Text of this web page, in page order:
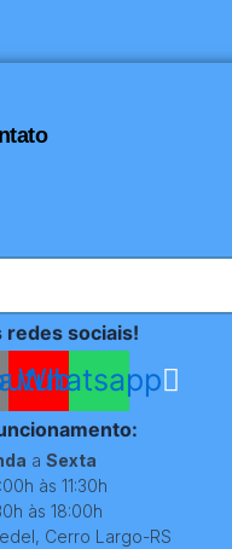
redes sociais!
Whatsapp
a Sexta
às 11:30h
às 18:00h
Cerro Largo-RS